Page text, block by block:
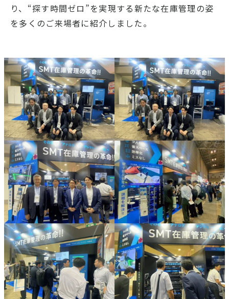
り、“探す時間ゼロ”を実現する新たな在庫管理の姿
を多くのご来場者に紹介しました。